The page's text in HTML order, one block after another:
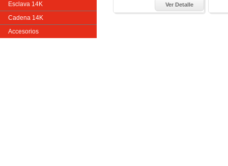
Esclava 14K
Cadena 14K
Accesorios
Ver Detalle